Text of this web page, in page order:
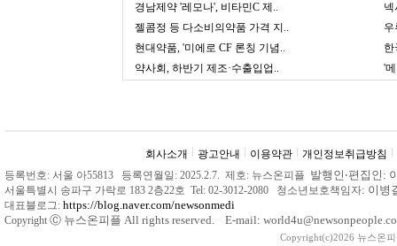
경남제약 '레모나', 비타민C 제..
넥
젤콤정 등 다소비의약품 가격 지..
우
현대약품, '미에로 CF 론칭 기념..
한
약사회, 하반기 제조·수출입업..
'
회사소개 광고안내 이용약관
개인정보취급방침
등록번호: 서울 아55813 등록연월일: 2025.2.7. 제호: 뉴스온피플 발행인 ‧편집인:
서울특별시 송파구 가락로 183 2층22호 Tel: 02-3012-2080 청소년보호책임자: 이
대표블로그: https://blog.naver.com/newsonmedi
Copyright Ⓒ 뉴스온피플 All rights reserved. E-mail:
Copyright(c)2026 뉴스온